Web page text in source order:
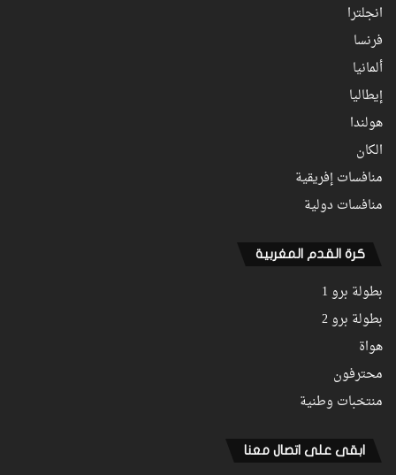
انجلترا
فرنسا
ألمانيا
إيطاليا
هولندا
الكان
منافسات إفريقية
منافسات دولية
كرة القدم المغربية
بطولة برو 1
بطولة برو 2
هواة
محترفون
منتخبات وطنية
ابقى على اتصال معنا